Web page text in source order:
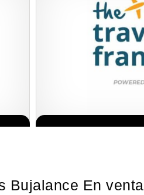
Bujalance En venta